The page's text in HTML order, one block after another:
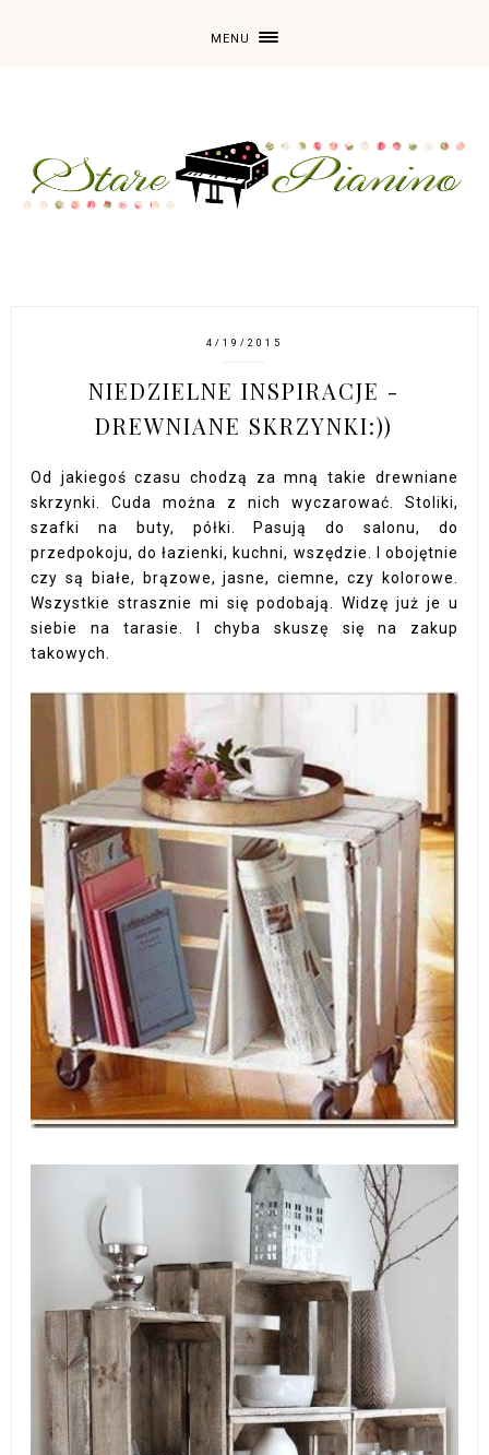
MENU
4/19/2015
NIEDZIELNE INSPIRACJE -
DREWNIANE SKRZYNKI:))
Od jakiegoś czasu chodzą za mną takie drewniane
skrzynki. Cuda można z nich wyczarować. Stoliki,
szafki na buty, półki. Pasują do salonu, do
przedpokoju, do łazienki, kuchni, wszędzie. I obojętnie
czy są białe, brązowe, jasne, ciemne, czy kolorowe.
Wszystkie strasznie mi się podobają. Widzę już je u
siebie na tarasie. I chyba skuszę się na zakup
takowych.